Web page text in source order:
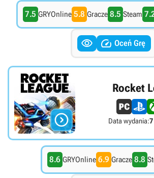
7.5 GRYOnline 5.8 Gracze 8.5 Steam
  Oceń Grę

Rocket
Data wydania:
8.6 GRYOnline 6.9 Gracze 8.8